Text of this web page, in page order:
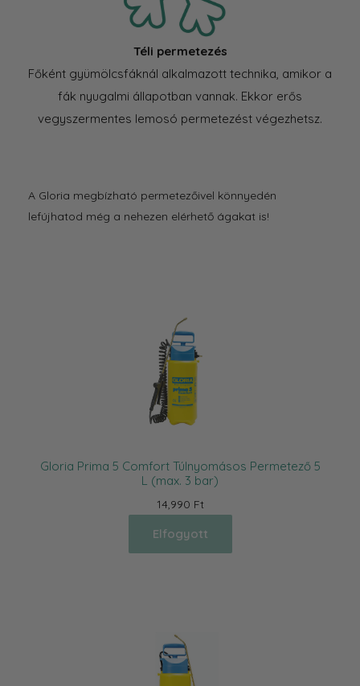
Téli permetezés
Főként gyümölcsfáknál alkalmazott technika, amikor a
fák nyugalmi állapotban vannak. Ekkor erős
vegyszermentes lemosó permetezést végezhetsz.
A Gloria megbízható permetezőivel könnyedén
lefújhatod még a nehezen elérhető ágakat is!
Gloria Prima 5 Comfort Túlnyomásos Permetező 5
L (max. 3 bar)
14,990 Ft
Elfogyott